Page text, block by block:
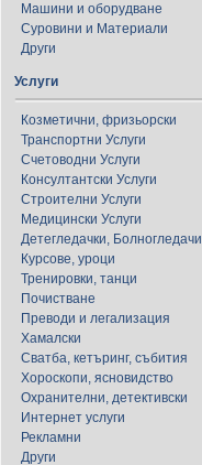
Машини и оборудване
Суровини и Материали
Други
Услуги
Козметични, фризьорски
Транспортни Услуги
Счетоводни Услуги
Консултантски Услуги
Строителни Услуги
Медицински Услуги
Детегледачки, Болногледачи
Курсове, уроци
Тренировки, танци
Почистване
Преводи и легализация
Хамалски
Сватба, кетъринг, събития
Хороскопи, ясновидство
Охранителни, детективски
Интернет услуги
Рекламни
Други